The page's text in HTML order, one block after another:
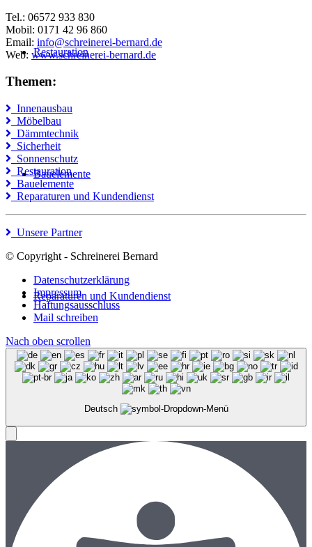
Restauration
Bauelemente
Reparaturen und Kundendienst
Tel.: 06572 933 830
Mobil: 0171 42 96 860
Email: info@schreinerei-bernard.de
Web: www.schreinerei-bernard.de
Themen:
Innenausbau
Möbelbau
Dämmtechnik
Sicherheit
Sonnenschutz
Restauration
Bauelemente
Reparaturen und Kundendienst
Unsere Partner
© Copyright - Schreinerei Bernard
Datenschutzerklärung
Impressum
Haftungsausschluss
Mail schreiben
Nach oben scrollen
Deutsch